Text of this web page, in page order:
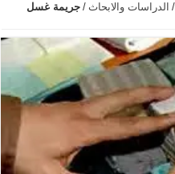
/ الدراسات والابحاث / جريمة غسل